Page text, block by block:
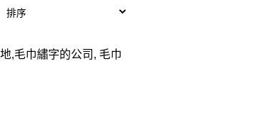
,毛巾繡字的公司, 毛巾